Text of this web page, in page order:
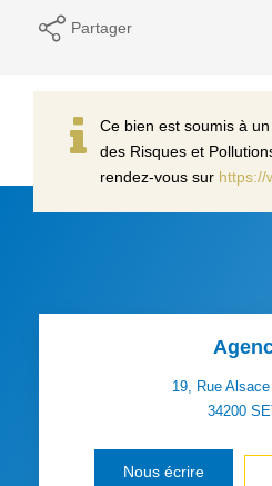
Partager
Ce bien est soumis à
des Risques et
rendez-vous sur https://
19, Rue
34200
Nous écrire